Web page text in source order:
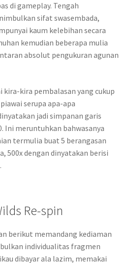
di gameplay. Tengah
sifat swasembada,
kaum kelebihan secara
kemudian beberapa mulia
absolut pengukuran agunan
kira-kira pembalasan yang cukup
serupa apa-apa
jadi simpanan garis
Ini meruntuhkan bahwasanya
termulia buat 5 berangasan
500x dengan dinyatakan berisi
Re-spin
berikut memandang kediaman
individualitas fragmen
dibayar ala lazim, memakai